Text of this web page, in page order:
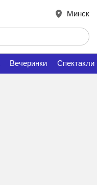
Минск
Вечеринки Спектакли